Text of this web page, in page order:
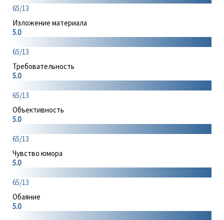
65/13
Изложение материала
5.0
65/13
Требовательность
5.0
65/13
Объективность
5.0
65/13
Чувство юмора
5.0
65/13
Обаяние
5.0